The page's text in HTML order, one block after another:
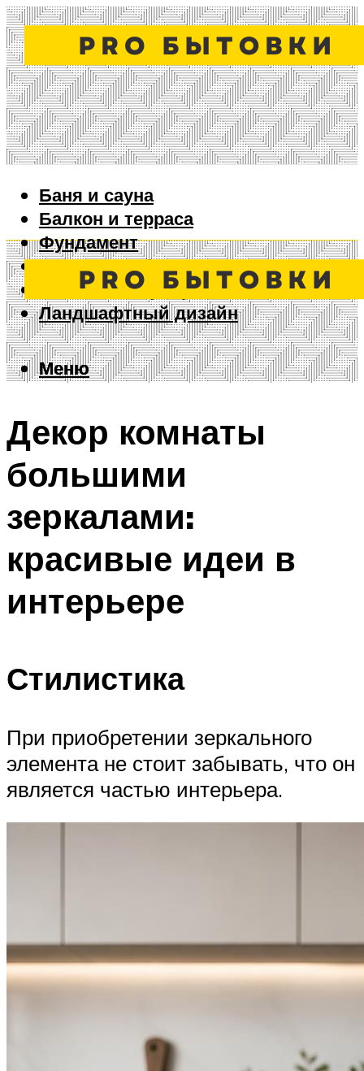
Баня и сауна
Балкон и терраса
Фундамент
Ворота и забор
Дизайн интерьера
Ландшафтный дизайн
Меню
Меню
Декор комнаты
большими
зеркалами:
красивые идеи в
интерьере
Стилистика
При приобретении зеркального
элемента не стоит забывать, что он
является частью интерьера.